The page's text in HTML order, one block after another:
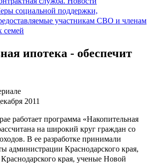
социальной поддержки,
участникам СВО и членам
семей
ипотека - обеспечит
2011
работает программа «Накопительная
на широкий круг граждан со
В ее разработке принимали
администрации Краснодарского края,
Краснодарского края, ученые Новой